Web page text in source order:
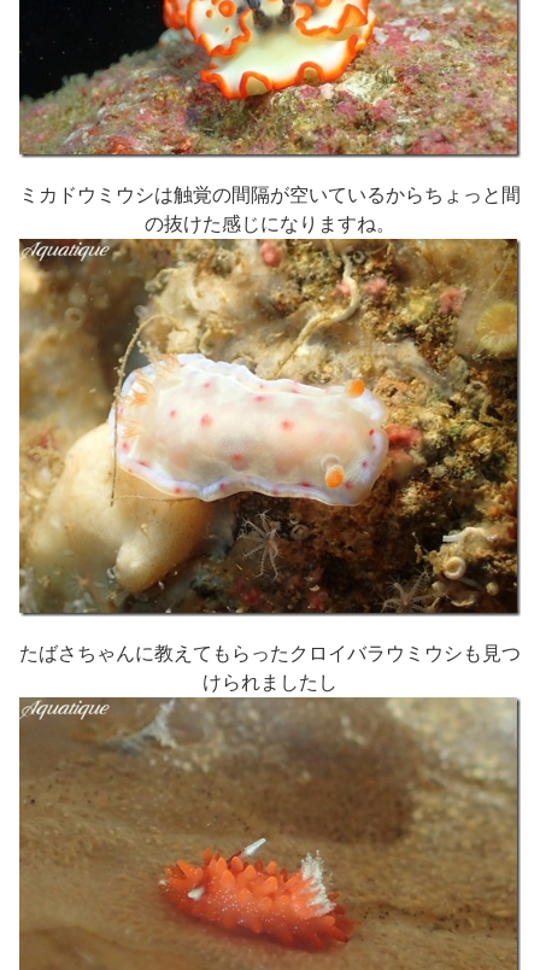
ミカドウミウシは触覚の間隔が空いているからちょっと間
の抜けた感じになりますね。
たばさちゃんに教えてもらったクロイバラウミウシも見つ
けられましたし